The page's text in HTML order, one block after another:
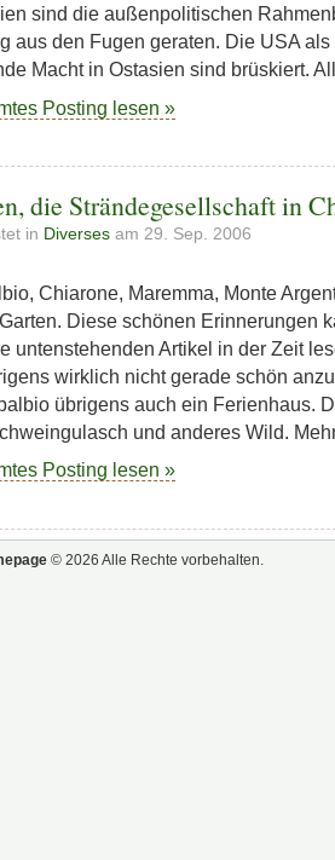
sind die außenpolitischen
aus den Fugen geraten. Die USA
Macht in Ostasien sind brüskiert.
Posting lesen »
die Strändegesellschaft in
in Diverses am 29. Sep. 2006
Chiarone, Maremma, Monte
Diese schönen Erinnerungen
untenstehenden Artikel in der Zeit
wirklich nicht gerade schön
übrigens auch ein Ferienhaus.
und anderes Wild.
Posting lesen »
© 2026 Alle Rechte vorbehalten.